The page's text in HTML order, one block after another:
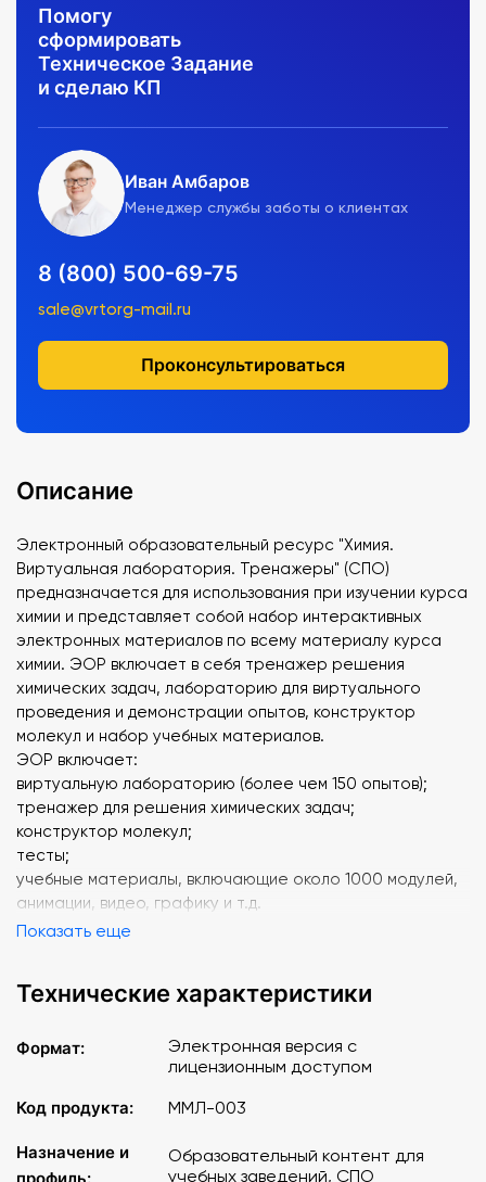
Помогу
сформировать
Техническое Задание
и сделаю КП
Иван Амбаров
Менеджер службы заботы о клиентах
8 (800) 500-69-75
sale@vrtorg-mail.ru
Проконсультироваться
Описание
Электронный образовательный ресурс "Химия.
Виртуальная лаборатория. Тренажеры" (СПО)
предназначается для использования при изучении курса
химии и представляет собой набор интерактивных
электронных материалов по всему материалу курса
химии. ЭОР включает в себя тренажер решения
химических задач, лабораторию для виртуального
проведения и демонстрации опытов, конструктор
молекул и набор учебных материалов.
ЭОР включает:
виртуальную лабораторию (более чем 150 опытов);
тренажер для решения химических задач;
конструктор молекул;
тесты;
учебные материалы, включающие около 1000 модулей,
анимации, видео, графику и т.д.
Показать еще
Технические характеристики
Формат:
Электронная версия с
лицензионным доступом
Код продукта:
ММЛ-003
Назначение и
профиль:
Образовательный контент для
учебных заведений, СПО